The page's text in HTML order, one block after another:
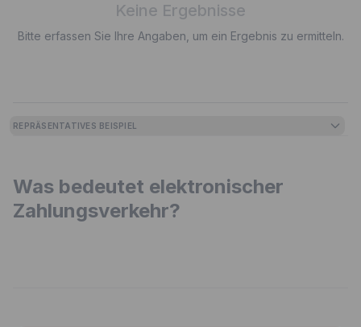
Keine Ergebnisse
Bitte erfassen Sie Ihre Angaben, um ein Ergebnis zu ermitteln.
REPRÄSENTATIVES BEISPIEL
Was bedeutet elektronischer
Zahlungsverkehr?